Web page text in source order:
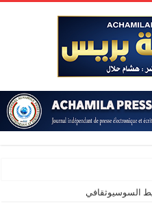
السوسيوثقافي